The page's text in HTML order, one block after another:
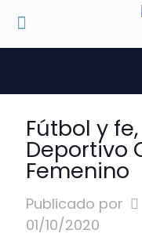
Fútbol y
Deportivo
Femenino
Publicado por
01/10/2020